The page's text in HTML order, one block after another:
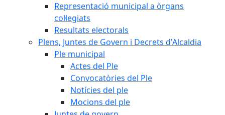
Representació municipal a òrgans
col·legiats
Resultats electorals
Plens, Juntes de Govern i Decrets d'Alcaldia
Ple municipal
Actes del Ple
Convocatòries del Ple
Notícies del ple
Mocions del ple